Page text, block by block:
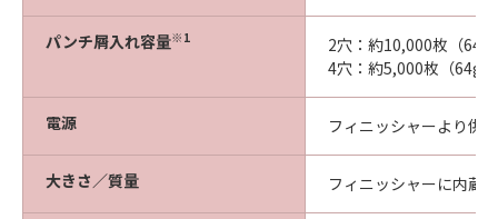
パンチ屑入れ容量※1
2穴：約10,000枚（64g
4穴：約5,000枚（64g
電源 フィニッシャーより供給
大きさ／質量 フィニッシャーに内蔵